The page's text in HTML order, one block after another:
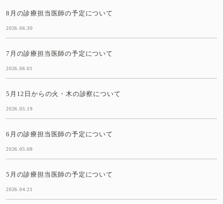
8月の診療担当医師の予定について
2026.06.30
7月の診療担当医師の予定について
2026.06.01
5月12日からの火・木の診察について
2026.05.19
6月の診療担当医師の予定について
2026.05.08
5月の診療担当医師の予定について
2026.04.21